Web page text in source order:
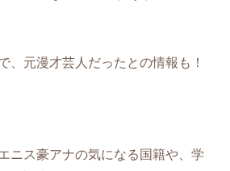
、元漫才芸人だったとの情報も！
ニス豪アナの気になる国籍や、学